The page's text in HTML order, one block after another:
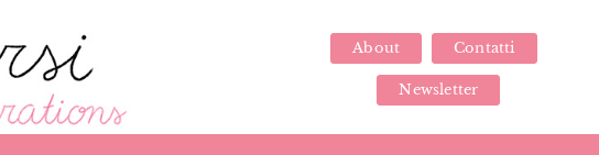
About Contatti
Newsletter